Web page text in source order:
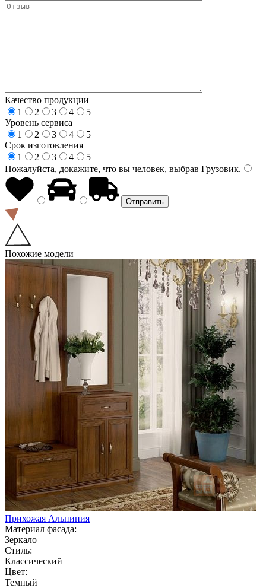
Качество продукции
1
2 3 4
5
Уровень сервиса
1
2 3 4
5
Срок изготовления
1
2 3 4
5
Пожалуйста, докажите, что вы человек, выбрав Грузовик.
Похожие модели
Прихожая Альпиния
Материал фасада:
Зеркало
Стиль:
Классический
Цвет:
Темный